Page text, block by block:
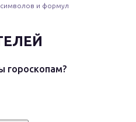
символов и формул
гороскопам?